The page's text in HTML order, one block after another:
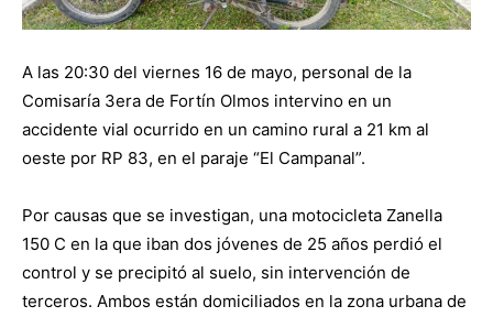
A las 20:30 del viernes 16 de mayo, personal de la
Comisaría 3era de Fortín Olmos intervino en un
accidente vial ocurrido en un camino rural a 21 km al
oeste por RP 83, en el paraje “El Campanal”.
Por causas que se investigan, una motocicleta Zanella
150 C en la que iban dos jóvenes de 25 años perdió el
control y se precipitó al suelo, sin intervención de
terceros. Ambos están domiciliados en la zona urbana de